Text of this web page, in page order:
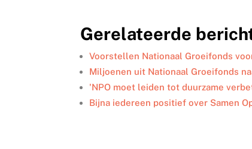
e
d
I
n
b
o
o
k
t
e
r
l
n
Gerelateerde
Voorstellen Nationaal Groeifonds
Miljoenen uit Nationaal Groeifonds
'NPO moet leiden tot duurzame
Bijna iedereen positief over Samen